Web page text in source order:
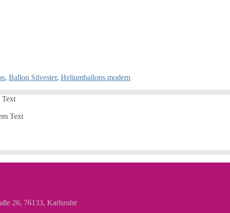
, Ballon Silvester, Heliumballons modern
Text
26, 76133, Karlsruhe